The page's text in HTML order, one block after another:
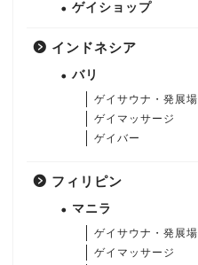
ゲイショップ
インドネシア
バリ
ゲイサウナ・発展場
ゲイマッサージ
ゲイバー
フィリピン
マニラ
ゲイサウナ・発展場
ゲイマッサージ